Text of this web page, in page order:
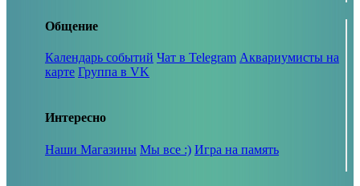
Общение
Календарь событий Чат в Telegram Аквариумисты на
карте Группа в VK
Интересно
Наши Магазины Мы все :) Игра на память